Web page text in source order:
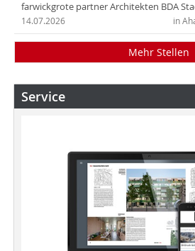
farwickgrote partner Architekten BDA
in
14.07.2026
Mehr Stellen
Service